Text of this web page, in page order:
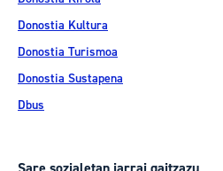
Donostia Kultura
Donostia Turismoa
Donostia Sustapena
Dbus